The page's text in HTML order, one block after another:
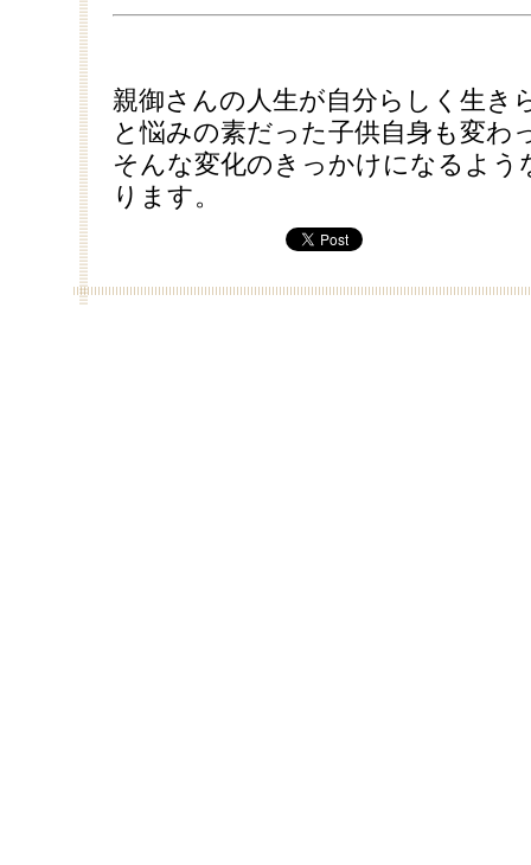
親御さんの人生が自分らしく生き
と悩みの素だった子供自身も変わ
そんな変化のきっかけになるよ
ります。